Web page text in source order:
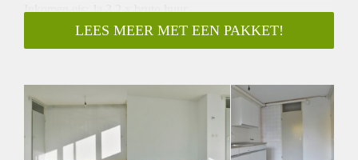
Inkomen eis: Ja 3,2 x bruto huur
Garantiestelling mogelijk: Ja
Borg: 1 maand
Gedeelde keuken: Nee
Gedeelde Douche: Nee
Gedeelde woonkamer: Nee
Huisgenoten: Nee
LEES MEER MET EEN PAKKET!